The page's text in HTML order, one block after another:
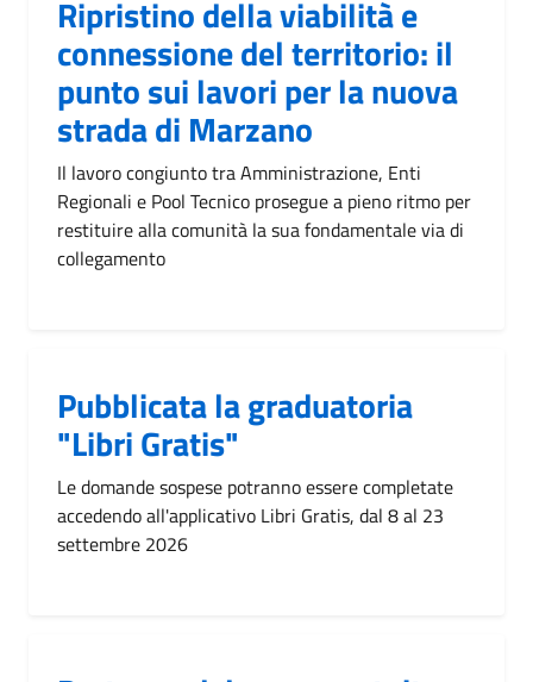
Ripristino della viabilità e
connessione del territorio: il
punto sui lavori per la nuova
strada di Marzano
Il lavoro congiunto tra Amministrazione, Enti
Regionali e Pool Tecnico prosegue a pieno ritmo per
restituire alla comunità la sua fondamentale via di
collegamento
Pubblicata la graduatoria
"Libri Gratis"
Le domande sospese potranno essere completate
accedendo all'applicativo Libri Gratis, dal 8 al 23
settembre 2026